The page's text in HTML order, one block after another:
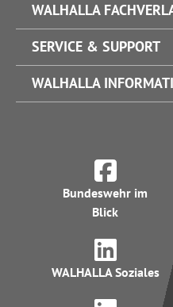
WALHALLA
SERVICE & SUPPORT
WALHALLA
Bundeswehr im
Blick
WALHALLA Soziales